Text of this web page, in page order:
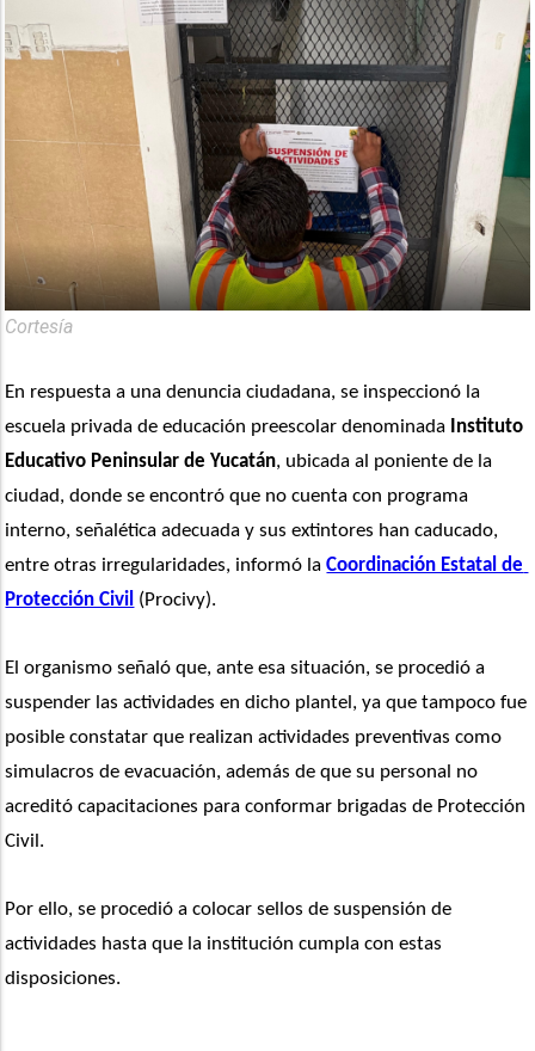
Cortesía
En respuesta a una denuncia ciudadana, se inspeccionó la
escuela privada de educación preescolar denominada Instituto
Educativo Peninsular de Yucatán, ubicada al poniente de la
ciudad, donde se encontró que no cuenta con programa
interno, señalética adecuada y sus extintores han caducado,
entre otras irregularidades, informó la Coordinación Estatal de
Protección Civil (Procivy).
El organismo señaló que, ante esa situación, se procedió a
suspender las actividades en dicho plantel, ya que tampoco fue
posible constatar que realizan actividades preventivas como
simulacros de evacuación, además de que su personal no
acreditó capacitaciones para conformar brigadas de Protección
Civil.
Por ello, se procedió a colocar sellos de suspensión de
actividades hasta que la institución cumpla con estas
disposiciones.